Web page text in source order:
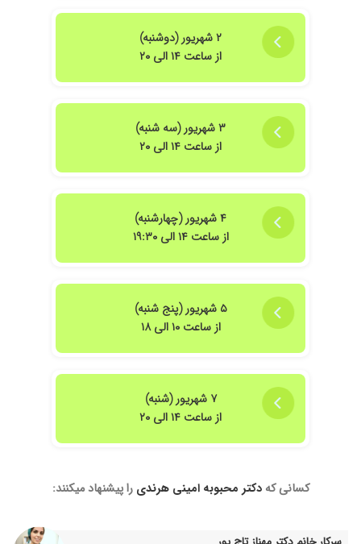
میز بلند بشند و خوش امد بگند ،در بحث طبابت کاملا ریز بین و
نکته سنج هستند،و دو بیماری که دکتر زنان قبلی
،تشخیص خودشون ،راه درمان و حتی دلیل داروی تجویزی تا
مصرفش به بیمار میدهند، تجربه ی خودم نه تنها دنبال مادیات
نیستند بلکه همدل هستند با بیمار که هزینه ی کمتری متقبل
خییلی راضی بودم
اولین بارم بود پیش ایشون میرفتم خیلی دکتر با
تجربه بودن بسیار با اخلاق، خوش برخورد شرح حال
فقط زمان خیلی طولانیه .حداقل سه ساعت زمان
برای ویزیت باید بشینی
عالی هستن
خیلی خوب شرح حال پرسیدن و سونو و آزمایش
نوشتن که این جلسه نشون بدم ببینم تشخیص چیه
دادن، وقت کافی برای بیمار میزارن، بسیار
۱۴۰۵/۰۲/۲۰
۲ شهریور (دوشنبه)
از ساعت ۱۴ الی ۲۰
۳ شهریور (سه شنبه)
از ساعت ۱۴ الی ۲۰
۴ شهریور (چهارشنبه)
از ساعت ۱۴ الی ۱۹:۳۰
۵ شهریور (پنج شنبه)
از ساعت ۱۰ الی ۱۸
۷ شهریور (شنبه)
از ساعت ۱۴ الی ۲۰
کسانی کهدکتر محبوبه امینی هرندی را پیشنهاد میکنند: